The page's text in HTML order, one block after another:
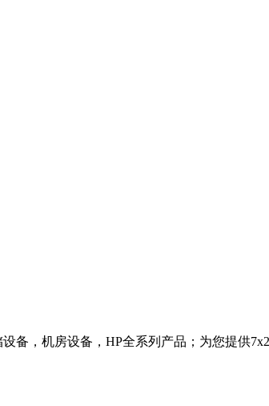
备，机房设备，HP全系列产品；为您提供